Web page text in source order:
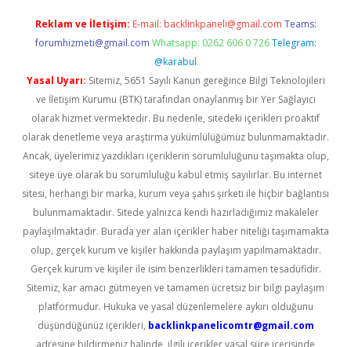
Reklam ve İletişim: E-mail: backlinkpaneli@gmail.com Teams:
forumhizmeti@gmail.com Whatsapp: 0262 606 0 726 Telegram:
@karabul
Yasal Uyarı: Sitemiz, 5651 Sayılı Kanun gereğince Bilgi Teknolojileri
ve İletişim Kurumu (BTK) tarafından onaylanmış bir Yer Sağlayıcı
olarak hizmet vermektedir. Bu nedenle, sitedeki içerikleri proaktif
olarak denetleme veya araştırma yükümlülüğümüz bulunmamaktadır.
Ancak, üyelerimiz yazdıkları içeriklerin sorumluluğunu taşımakta olup,
siteye üye olarak bu sorumluluğu kabul etmiş sayılırlar. Bu internet
sitesi, herhangi bir marka, kurum veya şahıs şirketi ile hiçbir bağlantısı
bulunmamaktadır. Sitede yalnızca kendi hazırladığımız makaleler
paylaşılmaktadır. Burada yer alan içerikler haber niteliği taşımamakta
olup, gerçek kurum ve kişiler hakkında paylaşım yapılmamaktadır.
Gerçek kurum ve kişiler ile isim benzerlikleri tamamen tesadüfidir.
Sitemiz, kar amacı gütmeyen ve tamamen ücretsiz bir bilgi paylaşım
platformudur. Hukuka ve yasal düzenlemelere aykırı olduğunu
düşündüğünüz içerikleri, backlinkpanelicomtr@gmail.com
adresine bildirmeniz halinde, ilgili içerikler yasal süre içerisinde